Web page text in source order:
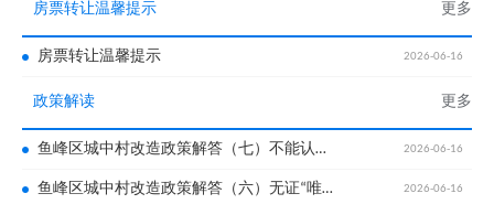
房票转让温馨提示 更多
房票转让温馨提示 2026-06-16
政策解读 更多
鱼峰区城中村改造政策解答（七）不能认定为无证“唯一住宅”的情形有哪些？ 2026-06-16
鱼峰区城中村改造政策解答（六）无证“唯一住宅”的认定条件是什么？ 2026-06-16